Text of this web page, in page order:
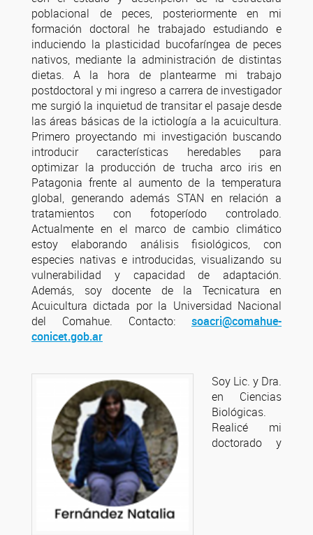
poblacional de peces, posteriormente en mi
formación doctoral he trabajado estudiando e
induciendo la plasticidad bucofaríngea de peces
nativos, mediante la administración de distintas
dietas. A la hora de plantearme mi trabajo
postdoctoral y mi ingreso a carrera de investigador
me surgió la inquietud de transitar el pasaje desde
las áreas básicas de la ictiología a la acuicultura.
Primero proyectando mi investigación buscando
introducir características heredables para
optimizar la producción de trucha arco iris en
Patagonia frente al aumento de la temperatura
global, generando además STAN en relación a
tratamientos con fotoperíodo controlado.
Actualmente en el marco de cambio climático
estoy elaborando análisis fisiológicos, con
especies nativas e introducidas, visualizando su
vulnerabilidad y capacidad de adaptación.
Además, soy docente de la Tecnicatura en
Acuicultura dictada por la Universidad Nacional
del Comahue. Contacto: soacri@comahue-
conicet.gob.ar
Soy Lic. y Dra.
en Ciencias
Biológicas.
Realicé mi
doctorado y